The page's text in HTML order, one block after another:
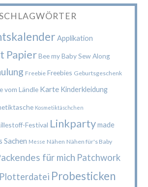
Applikation
Papier Bee my Baby Sew Along
Freebie Freebies Geburtsgeschenk
vom Ländle Karte Kinderkleidung
Kosmetiktäschchen
Festival Linkpartymade
Sachen Messe Nähen Nähen für's Baby
für mich Patchwork
Plotterdatei Probesticken